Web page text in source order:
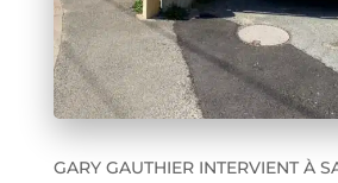
GARY GAUTHIER INTERVIENT À